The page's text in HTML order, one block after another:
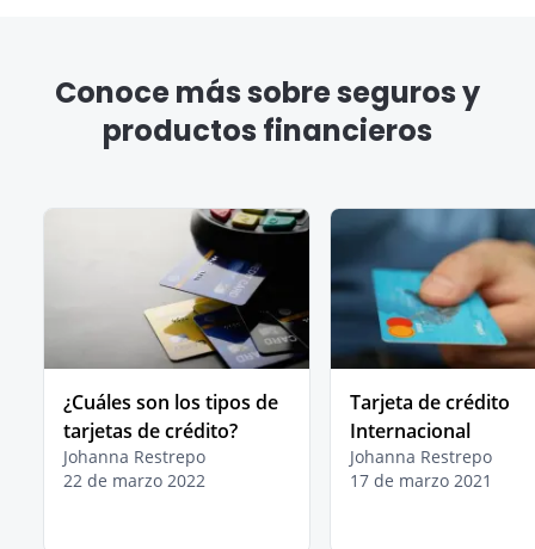
Conoce más sobre seguros y
productos financieros
¿Cuáles son los tipos de
tarjetas de crédito?
Johanna Restrepo
22 de marzo 2022
Tarjeta de crédito
Internacional
Johanna Restrepo
17 de marzo 2021